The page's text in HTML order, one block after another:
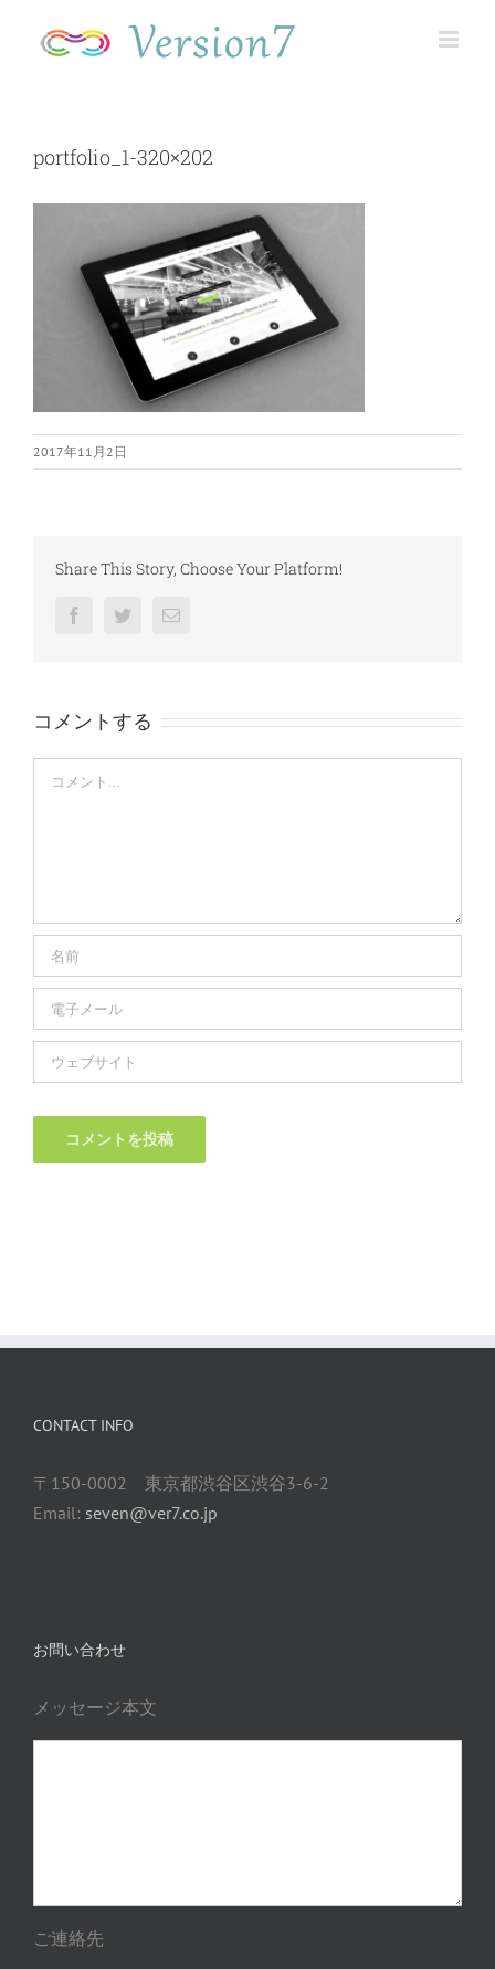
portfolio_1-320×202
2017年11月2日
Share This Story, Choose Your Platform!
FacebookTwitter電
コメントする
Comment
CONTACT INFO
〒150-0002 東京都渋谷区渋谷3-6-2
Email: seven@ver7.co.jp
お問い合わせ
メッセージ本文
ご連絡先